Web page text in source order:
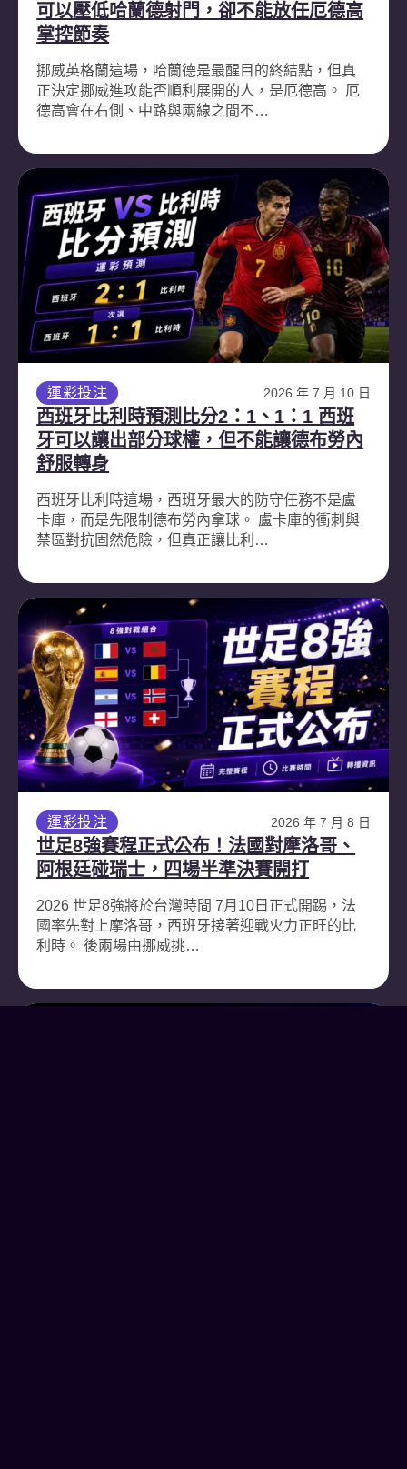
可以壓低哈蘭德射門，卻不能放任厄德高
掌控節奏
挪威英格蘭這場，哈蘭德是最醒目的終結點，但真
正決定挪威進攻能否順利展開的人，是厄德高。 厄
德高會在右側、中路與兩線之間不…
運彩投注 2026 年 7 月 10 日
西班牙比利時預測比分2：1、1：1 西班
牙可以讓出部分球權，但不能讓德布勞內
舒服轉身
西班牙比利時這場，西班牙最大的防守任務不是盧
卡庫，而是先限制德布勞內拿球。 盧卡庫的衝刺與
禁區對抗固然危險，但真正讓比利…
運彩投注 2026 年 7 月 8 日
世足8強賽程正式公布！法國對摩洛哥、
阿根廷碰瑞士，四場半準決賽開打
2026 世足8強將於台灣時間 7月10日正式開踢，法
國率先對上摩洛哥，西班牙接著迎戰火力正旺的比
利時。 後兩場由挪威挑…